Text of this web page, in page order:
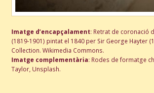
Imatge d’encapçalament: Retrat de coronació
(1819-1901) pintat el 1840 per Sir George Hayter
Collection. Wikimedia Commons.
Imatge complementària: Rodes de formatge
Taylor, Unsplash.